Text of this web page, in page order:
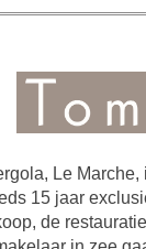
Le
15 jaar
de